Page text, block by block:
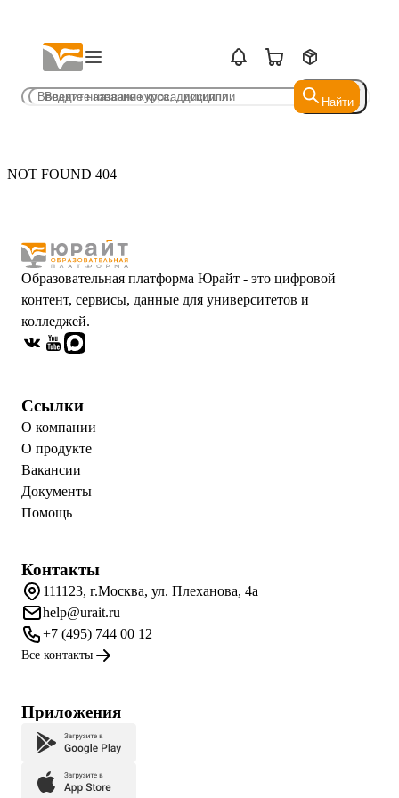
Найти
Найти
NOT FOUND 404
Образовательная платформа Юрайт - это цифровой
контент, сервисы, данные для университетов и
колледжей.
Ссылки
О компании
О продукте
Вакансии
Документы
Помощь
Контакты
111123, г.Москва, ул. Плеханова, 4а
help@urait.ru
+7 (495) 744 00 12
Все контакты
Приложения